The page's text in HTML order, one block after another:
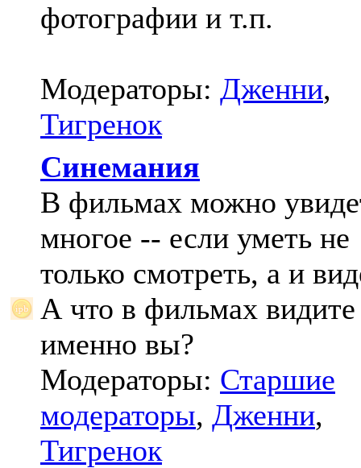
фотографии и т.п.
Модераторы: Дженни,
Тигренок
Синемания
В фильмах можно
многое -- если уметь не
только смотреть, а и
А что в фильмах видите
именно вы?
Модераторы: Старшие
модераторы, Дженни,
Тигренок